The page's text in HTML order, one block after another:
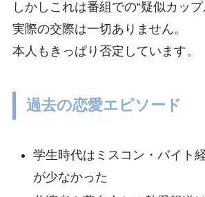
しかしこれは番組での“疑似カップ
実際の交際は一切ありません。
本人もきっぱり否定しています。
過去の恋愛エピソード
学生時代はミスコン・バイト
が少なかった